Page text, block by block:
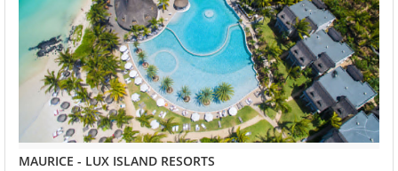
MAURICE - LUX ISLAND RESORTS